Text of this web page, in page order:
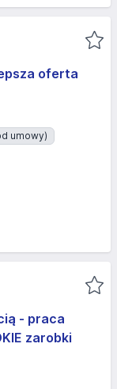
oferta
umowy)
- praca
zarobki